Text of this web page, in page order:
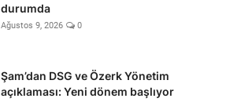
durumda
Ağustos 9, 2026 0
Şam’dan DSG ve Özerk Yönetim
açıklaması: Yeni dönem başlıyor